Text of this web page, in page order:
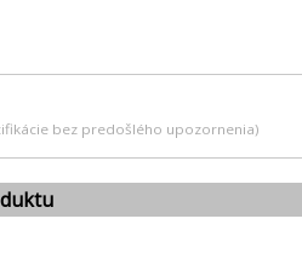
bez predošlého upozornenia)